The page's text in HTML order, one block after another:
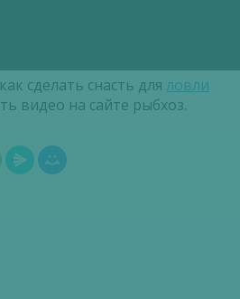
сделать снасть для ловли
видео на сайте рыбхоз.